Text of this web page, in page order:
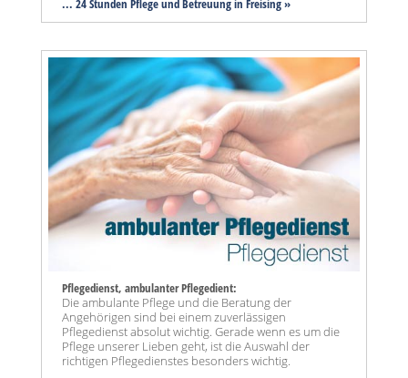
... 24 Stunden Pflege und Betreuung in Freising »
Pflegedienst, ambulanter Pflegedient:
Die ambulante Pflege und die Beratung der
Angehörigen sind bei einem zuverlässigen
Pflegedienst absolut wichtig. Gerade wenn es um die
Pflege unserer Lieben geht, ist die Auswahl der
richtigen Pflegedienstes besonders wichtig.